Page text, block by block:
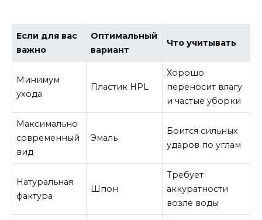
Если для вас
важно
Оптимальный
вариант
Что учитывать
Минимум
ухода
Пластик HPL
Хорошо
переносит влагу
и частые уборки
Максимально
современный
вид
Эмаль
Боится сильных
ударов по углам
Натуральная
фактура
Шпон
Требует
аккуратности
возле воды